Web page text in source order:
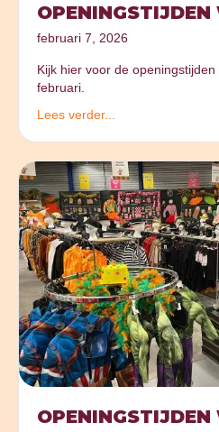
OPENINGSTIJDEN
februari 7, 2026
Kijk hier voor de
februari.
Lees verder...
OPENINGSTIJDEN